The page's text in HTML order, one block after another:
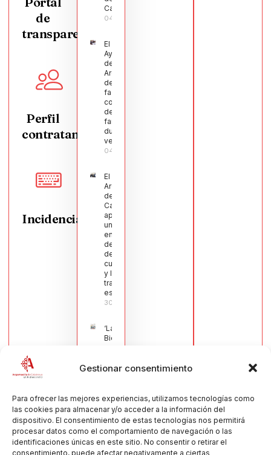
Gestionar consentimiento
Para ofrecer las mejores experiencias, utilizamos tecnologías como
las cookies para almacenar y/o acceder a la información del
dispositivo. El consentimiento de estas tecnologías nos permitirá
procesar datos como el comportamiento de navegación o las
identificaciones únicas en este sitio. No consentir o retirar el
consentimiento, puede afectar negativamente a ciertas
de
transparencia
Perfil
contratante
Incidencias
Calatrava
04/08/2026
El
Ayuntamiento
de
Argamasilla
de Calatrava
facilita la
conciliación
de 200
familias
durante el
verano
04/08/2026
El Pleno de
Argamasilla
de
Calatrava
aprueba
una moción
en defensa
del sector
de la
cuchillería
y la navaja
tradicional
española
30/07/2026
‘La
Bienvenida’,
estampa de
de la Virgen
Muñoz
Muñoz,
anuncia las
Fiestas
Patronales
2026